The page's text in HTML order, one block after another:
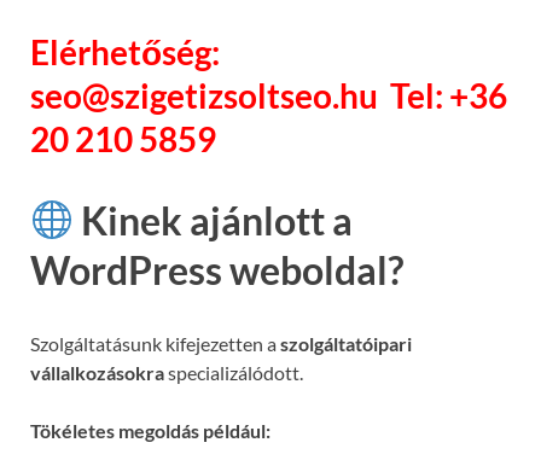
Elérhetőség:
seo@szigetizsoltseo.hu Tel: +36
20 210 5859
Kinek ajánlott a
WordPress weboldal?
Szolgáltatásunk kifejezetten aszolgáltatóipari
vállalkozásokraspecializálódott.
Tökéletes megoldás például: